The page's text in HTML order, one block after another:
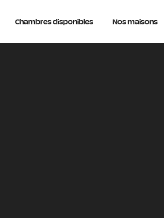
Chambres disponibles Nos maisons